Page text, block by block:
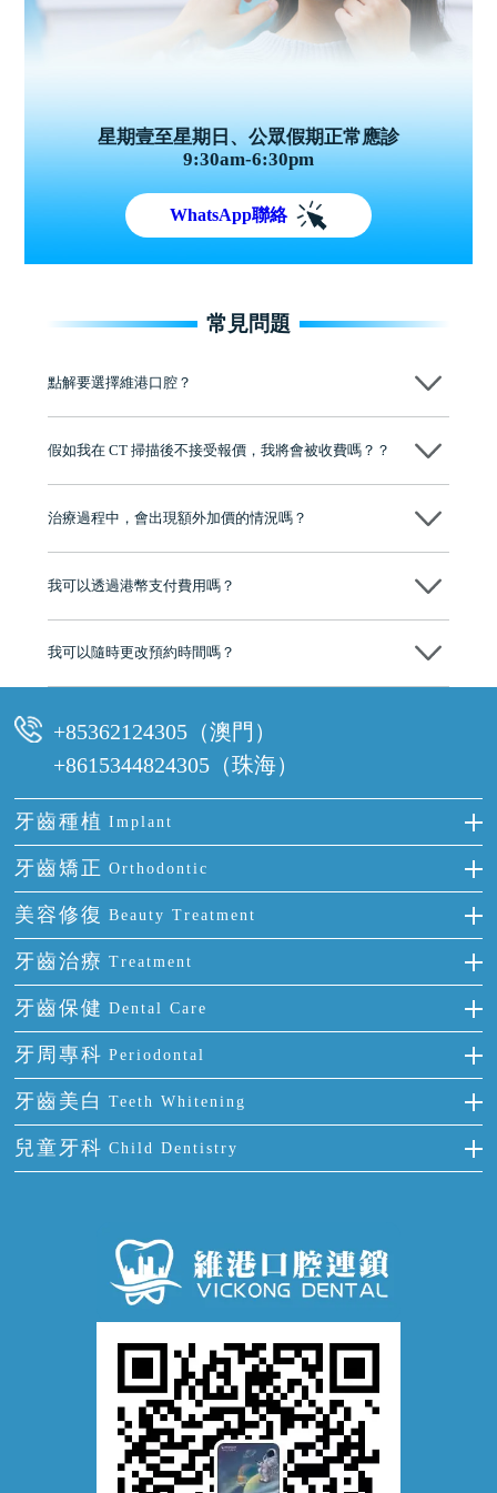
星期壹至星期日、公眾假期正常應診
9:30am-6:30pm
WhatsApp聯絡
常見問題
點解要選擇維港口腔？
維港口腔踐行「醫道濟世」的大學校訓，各分院匯聚來自香港、內地的
牌」、「2025香港企業領袖品牌」，是諾貝爾種植系統全球放心植牙中
至今已服務超過三十個國家和地區的顧客，受到粵港澳大灣區及周邊城
市市民極高的口碑評價及信任推薦 珠海、深圳設有八大分院，香港亦設
有咨詢及服務保障中心，有任何問題都可以隨時預約免費咨詢，讓人十
假如我在 CT 掃描後不接受報價，我將會被收費嗎？？
治療過程中，會出現額外加價的情況嗎？
我可以透過港幣支付費用嗎？
我可以隨時更改預約時間嗎？
可以，請盡早通過wechat或whatsapp聯絡我們，告知我們你原本預約的
+85362124305（澳門）
+8615344824305（珠海）
牙齒種植 Implant
種牙
單顆牙缺失
門牙缺失
多顆牙缺失
半口缺失
全口缺失
牙齒矯正 Orthodontic
隱形箍牙
前牙反頜
牙齒擁擠
牙齒前突
牙齒稀疏
美容修復 Beauty Treatment
全瓷牙
烤瓷牙
氟斑牙
四環素牙
活動假牙
牙貼面
牙齒治療 Treatment
補牙
智齒
根管治療
拔牙
牙痛
牙齒保健 Dental Care
正確刷牙
全國愛牙日
預防牙病
牙科通識
牙周專科 Periodontal
牙周炎
牙齦出血
牙齦炎
牙齦萎縮
牙齒美白 Teeth Whitening
冷光美白
兒童牙科 Child Dentistry